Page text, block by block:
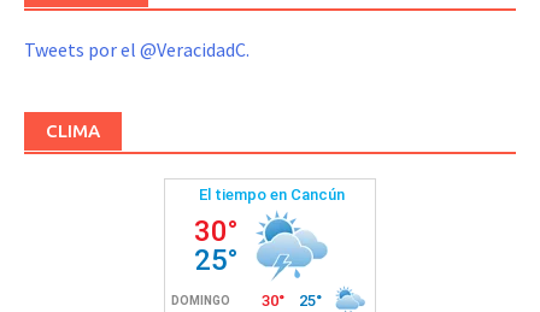
Tweets por el @VeracidadC.
CLIMA